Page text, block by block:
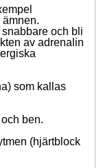
och bli
av adrenalin
som kallas
ben.
(hjärtblock